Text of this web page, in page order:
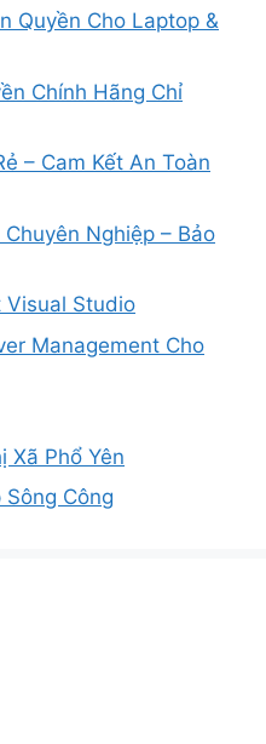
Quyền Cho Laptop &
Chính Hãng Chỉ
– Cam Kết An Toàn
Nghiệp – Bảo
Visual Studio
Management Cho
Xã Phổ Yên
Công